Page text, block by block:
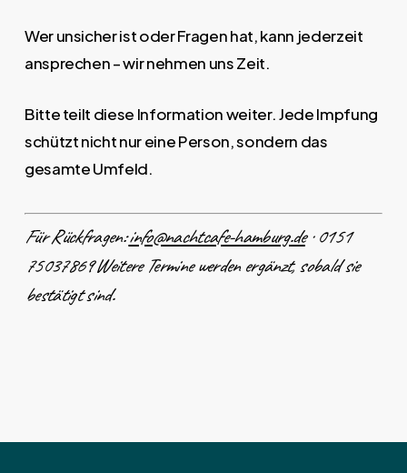
Wer unsicher ist oder Fragen hat, kann jederzeit
ansprechen – wir nehmen uns Zeit.
Bitte teilt diese Information weiter. Jede Impfung
schützt nicht nur eine Person, sondern das
gesamte Umfeld.
Für Rückfragen:info@nachtcafe-hamburg.de· 0151
75037869Weitere Termine werden ergänzt, sobald sie
bestätigt sind.